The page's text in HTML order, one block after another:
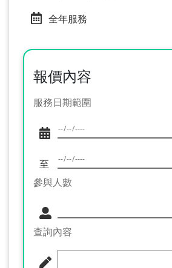
全年服務
報價內容
服務日期範圍
至
參與人數
查詢內容